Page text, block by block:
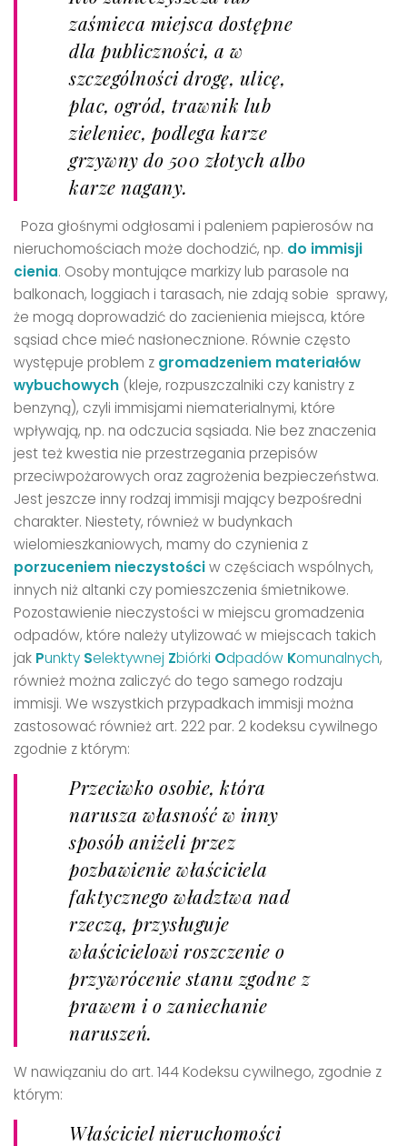
zaśmieca miejsca dostępne
dla publiczności, a w
szczególności drogę, ulicę,
plac, ogród, trawnik lub
zieleniec, podlega karze
grzywny do 500 złotych albo
karze nagany.
Poza głośnymi odgłosami i paleniem papierosów na
nieruchomościach może dochodzić, np. do immisji
cienia. Osoby montujące markizy lub parasole na
balkonach, loggiach i tarasach, nie zdają sobie sprawy,
że mogą doprowadzić do zacienienia miejsca, które
sąsiad chce mieć nasłonecznione. Równie często
występuje problem z gromadzeniem materiałów
wybuchowych (kleje, rozpuszczalniki czy kanistry z
benzyną), czyli immisjami niematerialnymi, które
wpływają, np. na odczucia sąsiada. Nie bez znaczenia
jest też kwestia nie przestrzegania przepisów
przeciwpożarowych oraz zagrożenia bezpieczeństwa.
Jest jeszcze inny rodzaj immisji mający bezpośredni
charakter. Niestety, również w budynkach
wielomieszkaniowych, mamy do czynienia z
porzuceniem nieczystościw częściach wspólnych,
innych niż altanki czy pomieszczenia śmietnikowe.
Pozostawienie nieczystości w miejscu gromadzenia
odpadów, które należy utylizować w miejscach takich
jak Punkty Selektywnej Zbiórki Odpadów Komunalnych,
również można zaliczyć do tego samego rodzaju
immisji. We wszystkich przypadkach immisji można
zastosować również art. 222 par. 2 kodeksu cywilnego
zgodnie z którym:
Przeciwko osobie, która
narusza własność w inny
sposób aniżeli przez
pozbawienie właściciela
faktycznego władztwa nad
rzeczą, przysługuje
właścicielowi roszczenie o
przywrócenie stanu zgodne z
prawem i o zaniechanie
naruszeń.
W nawiązaniu do art. 144 Kodeksu cywilnego, zgodnie z
którym:
Właściciel nieruchomości